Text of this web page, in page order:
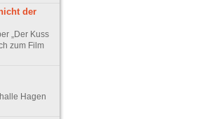
der
„Der Kuss
zum Film
Hagen